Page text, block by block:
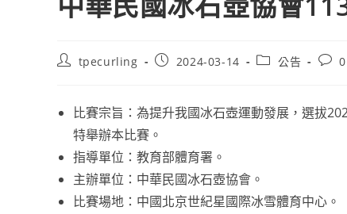
Posttpecurling
Post2024-03-14
Post公告
Post
比賽宗旨：為提升我國冰石壺運動發展，選拔
特舉辦本比賽。
指導單位：教育部體育署。
主辦單位：中華民國冰石壺協會。
比賽場地：中國北京世紀星國際冰雪體育中心。